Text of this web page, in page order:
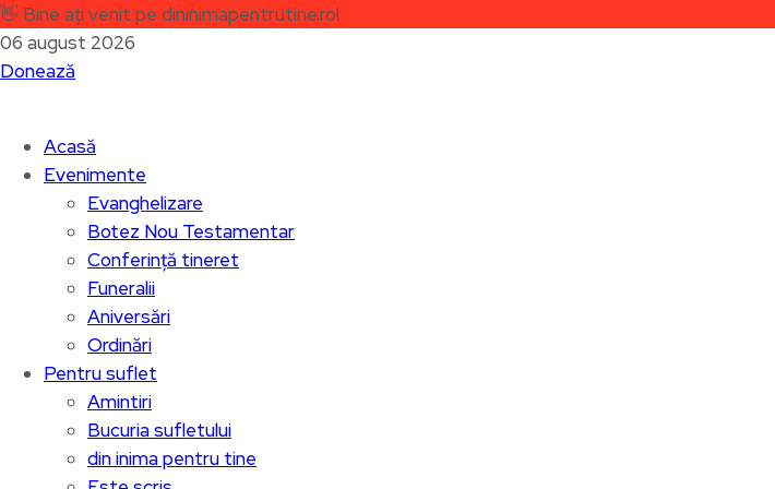
👋 Bine ați venit pe dininimapentrutine.ro!
06 august 2026
Donează
Acasă
Evenimente
Evanghelizare
Botez Nou Testamentar
Conferință tineret
Funeralii
Aniversări
Ordinări
Pentru suflet
Amintiri
Bucuria sufletului
din inima pentru tine